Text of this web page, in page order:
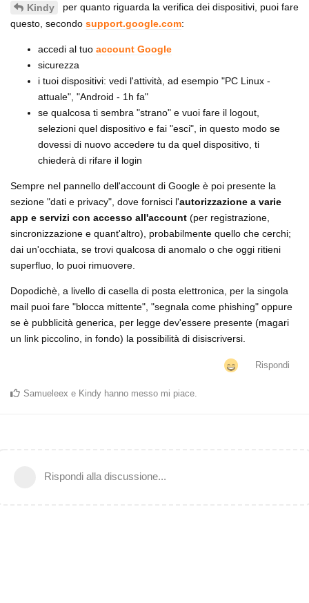
Kindy
per quanto riguarda la verifica dei dispositivi, puoi fare
questo, secondo support.google.com:
accedi al tuo account Google
sicurezza
i tuoi dispositivi: vedi l'attività, ad esempio "PC Linux -
attuale", "Android - 1h fa"
se qualcosa ti sembra "strano" e vuoi fare il logout,
selezioni quel dispositivo e fai "esci", in questo modo se
dovessi di nuovo accedere tu da quel dispositivo, ti
chiederà di rifare il login
Sempre nel pannello dell'account di Google è poi presente la
sezione "dati e privacy", dove fornisci l'autorizzazione a varie
app e servizi con accesso all'account (per registrazione,
sincronizzazione e quant'altro), probabilmente quello che cerchi;
dai un'occhiata, se trovi qualcosa di anomalo o che oggi ritieni
superfluo, lo puoi rimuovere.
Dopodichè, a livello di casella di posta elettronica, per la singola
mail puoi fare "blocca mittente", "segnala come phishing" oppure
se è pubblicità generica, per legge dev'essere presente (magari
un link piccolino, in fondo) la possibilità di disiscriversi.
Rispondi
Samueleex e Kindy hanno messo mi piace
Rispondi alla discussione...